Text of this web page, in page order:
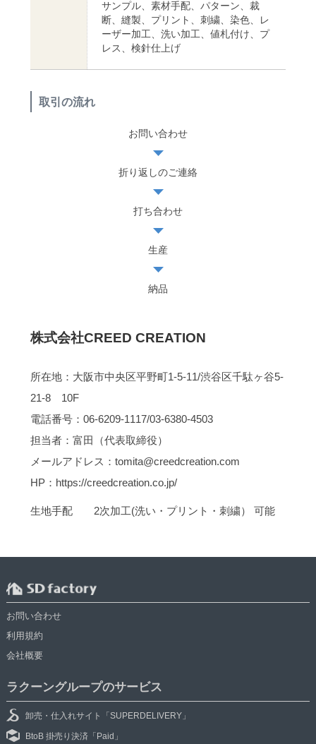
サンプル、素材手配、パターン、裁
断、縫製、プリント、刺繍、染色、レ
ーザー加工、洗い加工、値札付け、プ
レス、検針仕上げ
取引の流れ
お問い合わせ
折り返しのご連絡
打ち合わせ
生産
納品
株式会社CREED CREATION
所在地：大阪市中央区平野町1-5-11/渋谷区千駄ヶ谷5-
21-8 10F
電話番号：06-6209-1117/03-6380-4503
担当者：富田（代表取締役）
メールアドレス：tomita@creedcreation.com
HP：https://creedcreation.co.jp/
生地手配 2次加工(洗い・プリント・刺繍） 可能
お問い合わせ
利用規約
会社概要
ラクーングループのサービス
卸売・仕入れサイト「SUPERDELIVERY」
BtoB 掛売り決済「Paid」